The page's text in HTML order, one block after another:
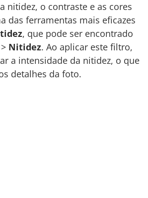
nitidez, o contraste e as cores
das ferramentas mais eficazes
, que pode ser encontrado
> Nitidez. Ao aplicar este filtro,
a intensidade da nitidez, o que
detalhes da foto.